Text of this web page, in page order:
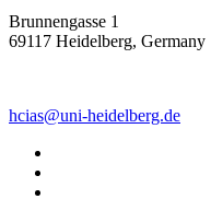
Brunnengasse 1
69117 Heidelberg, Germany
hcias@uni-heidelberg.de